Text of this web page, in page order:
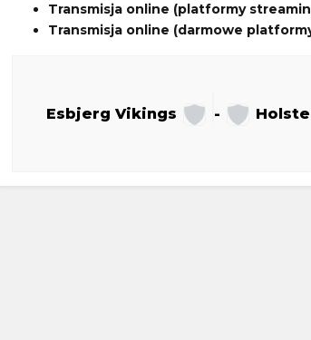
PRIME MMA Summer Festival
Prime MMA
PFL
Transmisja online (platformy
Transmisja online (darmowe
Esbjerg Vikings -